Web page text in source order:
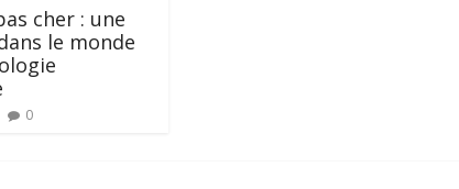
cher : une
le monde
0